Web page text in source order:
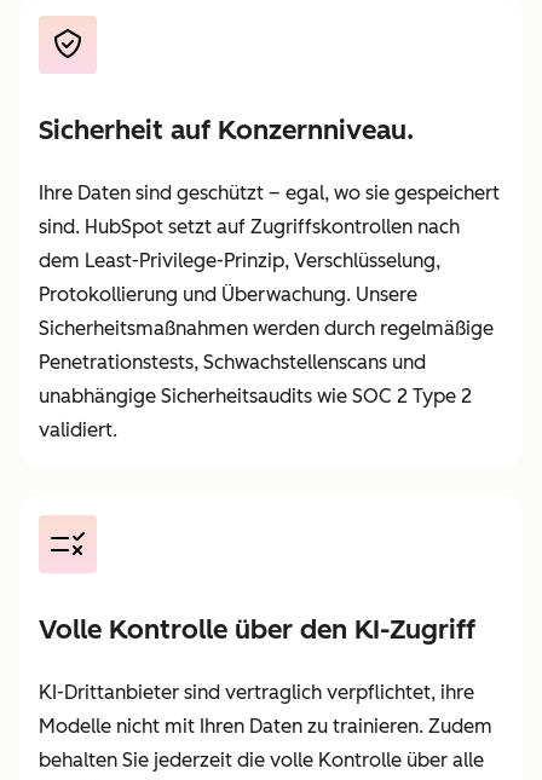
Sicherheit auf Konzernniveau.
Ihre Daten sind geschützt – egal, wo sie gespeichert
sind. HubSpot setzt auf Zugriffskontrollen nach
dem Least-Privilege-Prinzip, Verschlüsselung,
Protokollierung und Überwachung. Unsere
Sicherheitsmaßnahmen werden durch regelmäßige
Penetrationstests, Schwachstellenscans und
unabhängige Sicherheitsaudits wie SOC 2 Type 2
validiert.
Volle Kontrolle über den KI-Zugriff
KI-Drittanbieter sind vertraglich verpflichtet, ihre
Modelle nicht mit Ihren Daten zu trainieren. Zudem
behalten Sie jederzeit die volle Kontrolle über alle